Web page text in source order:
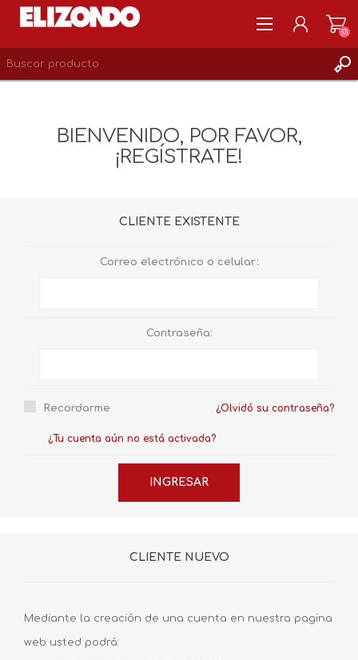
LISTA DE DESEOS 0
(0)
BIENVENIDO, POR FAVOR,
¡REGÍSTRATE!
CLIENTE EXISTENTE
Correo electrónico o celular:
Contraseña:
Recordarme ¿Olvidó su contraseña?
¿Tu cuenta aún no está activada?
CLIENTE NUEVO
Mediante la creación de una cuenta en nuestra pagina
web usted podrá: